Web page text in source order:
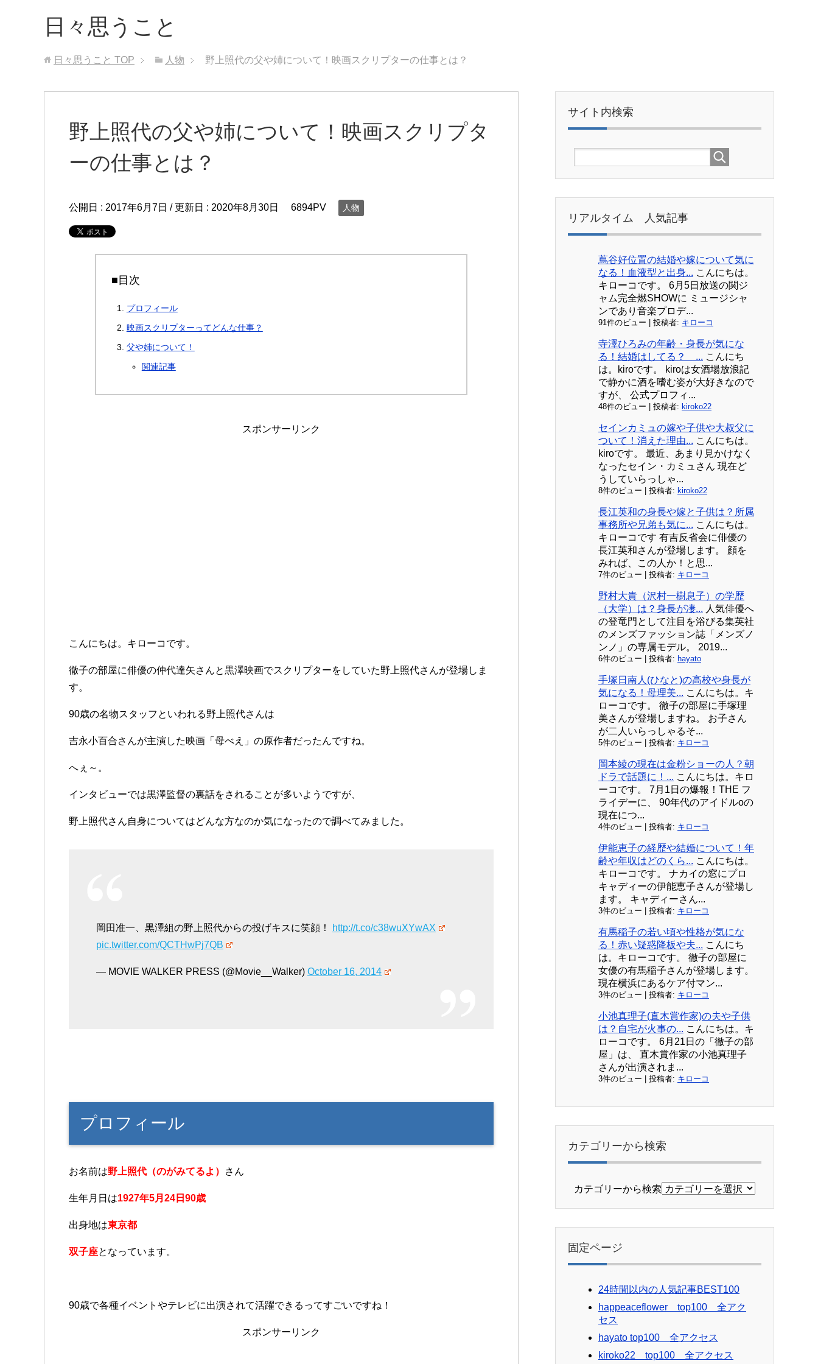
日々思うこと
日々思うこと TOP 人物 野上照代の父や姉について！映画スクリプターの仕事とは？
野上照代の父や姉について！映画スクリプタ
ーの仕事とは？
公開日 : 2017年6月7日 / 更新日 : 2020年8月30日 6894PV 人物
■目次
プロフィール
映画スクリプターってどんな仕事？
父や姉について！
関連記事
スポンサーリンク
こんにちは。キローコです。
徹子の部屋に俳優の仲代達矢さんと黒澤映画でスクリプターをしていた野上照代さんが登場しま
す。
90歳の名物スタッフといわれる野上照代さんは
吉永小百合さんが主演した映画「母べえ」の原作者だったんですね。
へぇ～。
インタビューでは黒澤監督の裏話をされることが多いようですが、
野上照代さん自身についてはどんな方なのか気になったので調べてみました。
岡田准一、黒澤組の野上照代からの投げキスに笑顔！
http://t.co/c38wuXYwAX
pic.twitter.com/QCTHwPj7QB
— MOVIE WALKER PRESS (@Movie__Walker) October 16, 2014
プロフィール
お名前は野上照代（のがみてるよ） さん
生年月日は1927年5月24日90歳
出身地は東京都
双子座となっています。
90歳で各種イベントやテレビに出演されて活躍できるってすごいですね！
スポンサーリンク
サイト内検索
リアルタイム 人気記事
蔦谷好位置の結婚や嫁について気に
なる！血液型と出身... こんにちは。
キローコです。 6月5日放送の関ジ
ャム完全燃SHOWに ミュージシャ
ンであり音楽プロデ...
91件のビュー 投稿者: キローコ
寺澤ひろみの年齢・身長が気にな
る！結婚はしてる？ ... こんにち
は。kiroです。 kiroは女酒場放浪記
で静かに酒を嗜む姿が大好きなので
すが、 公式プロフィ...
48件のビュー 投稿者: kiroko22
セインカミュの嫁や子供や大叔父に
ついて！消えた理由... こんにちは。
kiroです。 最近、あまり見かけなく
なったセイン・カミュさん 現在ど
うしていらっしゃ...
8件のビュー 投稿者: kiroko22
長江英和の身長や嫁と子供は？所属
事務所や兄弟も気に... こんにちは。
キローコです 有吉反省会に俳優の
長江英和さんが登場します。 顔を
みれば、この人か！と思...
7件のビュー 投稿者: キローコ
野村大貴（沢村一樹息子）の学歴
（大学）は？身長が凄... 人気俳優へ
の登竜門として注目を浴びる集英社
のメンズファッション誌「メンズノ
ンノ」の専属モデル。 2019...
6件のビュー 投稿者: hayato
手塚日南人(ひなと)の高校や身長が
気になる！母理美... こんにちは。キ
ローコです。 徹子の部屋に手塚理
美さんが登場しますね。 お子さん
が二人いらっしゃるそ...
5件のビュー 投稿者: キローコ
岡本綾の現在は金粉ショーの人？朝
ドラで話題に！... こんにちは。キロ
ーコです。 7月1日の爆報！THE フ
ライデーに、 90年代のアイドルoの
現在につ...
4件のビュー 投稿者: キローコ
伊能恵子の経歴や結婚について！年
齢や年収はどのくら... こんにちは。
キローコです。 ナカイの窓にプロ
キャディーの伊能恵子さんが登場し
ます。 キャディーさん...
3件のビュー 投稿者: キローコ
有馬稲子の若い頃や性格が気にな
る！赤い疑惑降板や夫... こんにち
は。キローコです。 徹子の部屋に
女優の有馬稲子さんが登場します。
現在横浜にあるケア付マン...
3件のビュー 投稿者: キローコ
小池真理子(直木賞作家)の夫や子供
は？自宅が火事の... こんにちは。キ
ローコです。 6月21日の「徹子の部
屋」は、 直木賞作家の小池真理子
さんが出演されま...
3件のビュー 投稿者: キローコ
カテゴリーから検索
カテゴリーから検索
固定ページ
24時間以内の人気記事BEST100
happeaceflower top100 全アク
セス
hayato top100 全アクセス
kiroko22 top100 全アクセス